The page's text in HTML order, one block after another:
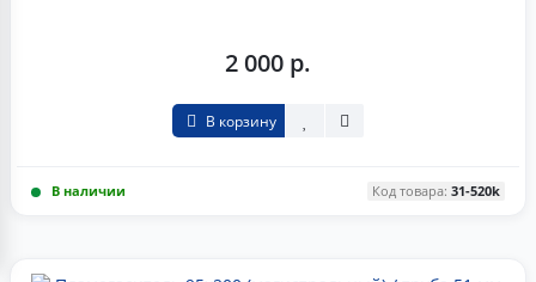
2 000 р.
В корзину
В наличии Код товара: 31-520k